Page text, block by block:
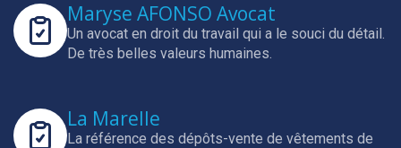
Maryse AFONSO Avocat
Un avocat en droit du travail qui a le souci du détail.
De très belles valeurs humaines.
La Marelle
La référence des dépôts-vente de vêtements de